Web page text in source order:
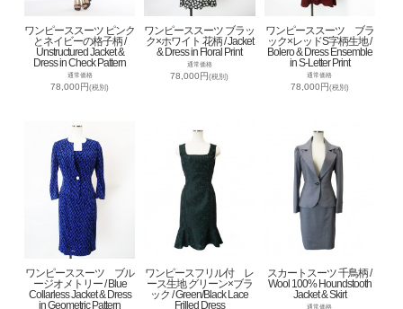
ワンピーススーツ ピンク
とネイビーの格子柄 /
Unstructured Jacket &
Dress in Check Pattern
通常価格
78,000円(税別)
ワンピーススーツ ブラッ
ク×ホワイト 花柄 / Jacket
& Dress in Floral Print
通常価格
78,000円(税別)
ワンピーススーツ ブラ
ック×レッドS字柄生地 /
Bolero & Dress Ensemble
in S-Letter Print
通常価格
78,000円(税別)
ワンピーススーツ ブル
ージオメトリー / Blue
Collarless Jacket & Dress
in Geometric Pattern
ワンピースフリル付 レ
ース生地 グリーン×ブラ
ック / Green/Black Lace
Frilled Dress
スカートスーツ 千鳥柄 /
Wool 100% Houndstooth
Jacket & Skirt
通常価格